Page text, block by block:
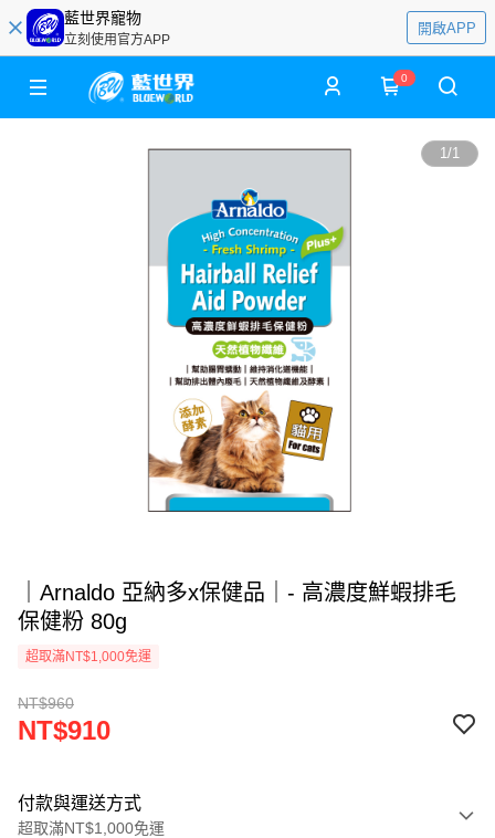
藍世界寵物
立刻使用官方APP
開啟APP
0
1/1
｜Arnaldo 亞納多x保健品｜- 高濃度鮮蝦排毛
保健粉 80g
超取滿NT$1,000免運
NT$960
NT$910
付款與運送方式
超取滿NT$1,000免運